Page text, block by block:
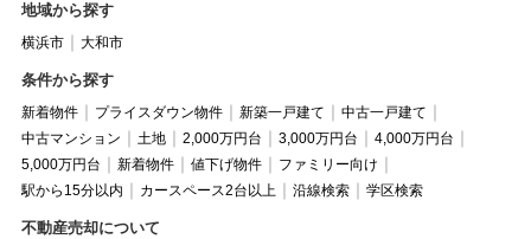
地域から探す
横浜市 大和市
条件から探す
新着物件 プライスダウン物件 新築一戸建て
中古一戸建て
中古マンション
土地 2,000万円台 3,000万円台
4,000万円台
5,000万円台
新着物件 値下げ物件
ファミリー向け
駅から15分以内
カースペース2台以上 沿線検索 学区検索
不動産売却について